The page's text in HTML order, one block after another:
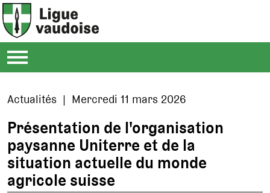
Actualités | Mercredi 11 mars 2026
Présentation de l'organisation
paysanne Uniterre et de la
situation actuelle du monde
agricole suisse